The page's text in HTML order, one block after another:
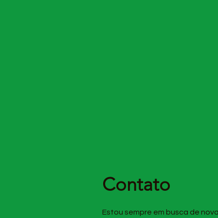
Contato
Estou sempre em busca de